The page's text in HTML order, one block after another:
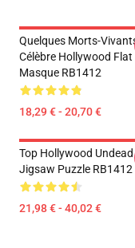
Quelques Morts-
Célèbre Hollywood Flat
Masque RB1412
18,29 € - 20,70 €
Top Hollywood Undead
Jigsaw Puzzle RB1412
21,98 € - 40,02 €